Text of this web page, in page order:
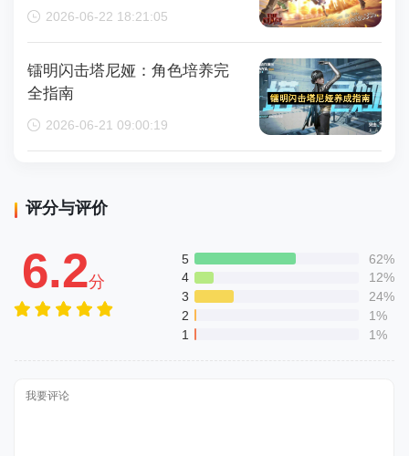
2026-06-22 18:21:05
镭明闪击塔尼娅：角色培养完
全指南
2026-06-21 09:00:19
评分与评价
6.2分
5
62%
4
12%
3
24%
2
1%
1
1%